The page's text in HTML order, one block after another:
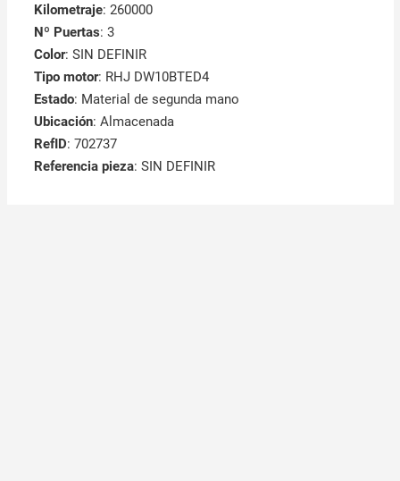
Kilometraje: 260000
Nº Puertas: 3
Color: SIN DEFINIR
Tipo motor: RHJ DW10BTED4
Estado: Material de segunda mano
Ubicación: Almacenada
RefID: 702737
Referencia pieza: SIN DEFINIR